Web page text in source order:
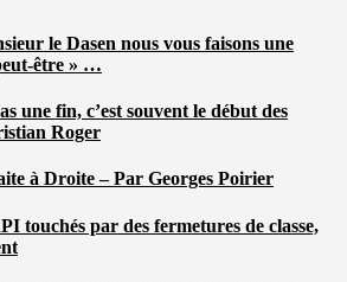
le Dasen nous vous faisons une
être » …
une fin, c’est souvent le début des
Roger
à Droite – Par Georges Poirier
touchés par des fermetures de classe,